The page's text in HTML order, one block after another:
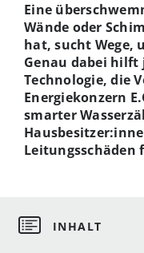
Eine
Wände oder
hat, sucht Wege,
Genau dabei
Technologie, die
Energiekonzern
smarter
Leitungsschäden